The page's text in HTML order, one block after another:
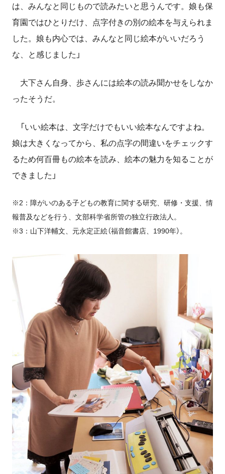
は、みんなと同じもので読みたいと思うんです。娘も保
育園ではひとりだけ、点字付きの別の絵本を与えられま
した。娘も内心では、みんなと同じ絵本がいいだろう
な、と感じました」
大下さん自身、歩さんには絵本の読み聞かせをしなか
ったそうだ。
「いい絵本は、文字だけでもいい絵本なんですよね。
娘は大きくなってから、私の点字の間違いをチェックす
るため何百冊もの絵本を読み、絵本の魅力を知ることが
できました」
※2：障がいのある子どもの教育に関する研究、研修・支援、情
報普及などを行う、文部科学省所管の独立行政法人。
※3：山下洋輔文、元永定正絵（福音館書店、1990年）。